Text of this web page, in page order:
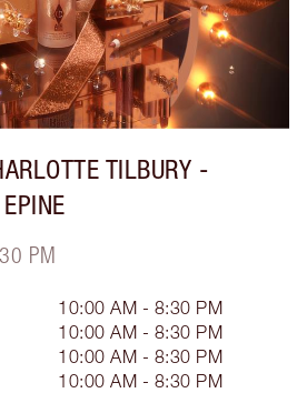
TILBURY -
PM
10:00 AM - 8:30 PM
10:00 AM - 8:30 PM
10:00 AM - 8:30 PM
10:00 AM - 8:30 PM